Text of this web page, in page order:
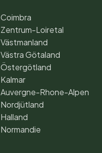
Coimbra
Zentrum-Loiretal
Västmanland
Västra Götaland
Östergötland
Kalmar
Auvergne-Rhone-Alpen
Nordjütland
Halland
Normandie